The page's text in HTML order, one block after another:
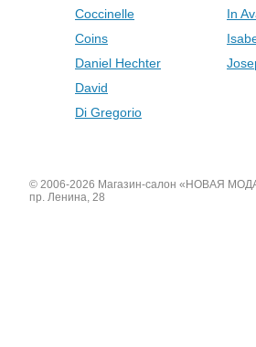
Coccinelle
Coins
Daniel Hechter
David
Di Gregorio
In
© 2006-2026 Магазин-салон «НОВАЯ
пр. Ленина, 28